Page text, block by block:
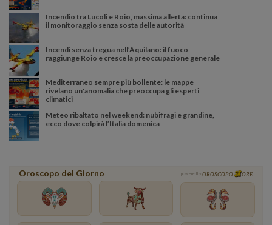
Incendio tra Lucoli e Roio, massima allerta: continua
il monitoraggio senza sosta delle autorità
Incendi senza tregua nell’Aquilano: il fuoco
raggiunge Roio e cresce la preoccupazione generale
Mediterraneo sempre più bollente: le mappe
rivelano un'anomalia che preoccupa gli esperti
climatici
Meteo ribaltato nel weekend: nubifragi e grandine,
ecco dove colpirà l’Italia domenica
Oroscopo del Giorno powered by OROSCOPO ORE